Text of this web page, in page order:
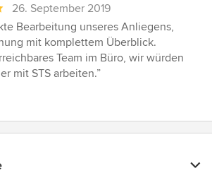
26. September 2019
Bearbeitung unseres Anliegens,
mit komplettem Überblick.
Team im Büro, wir würden
mit STS arbeiten.”